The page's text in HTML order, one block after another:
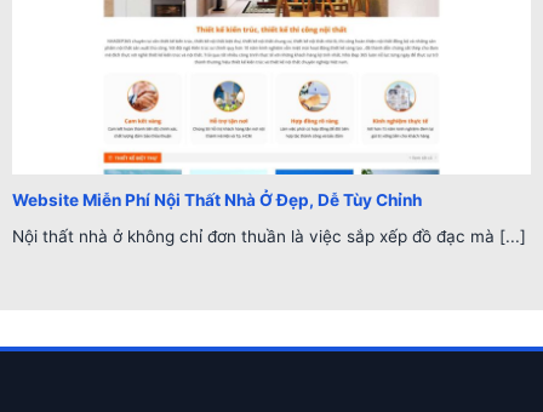
Website Miễn Phí Nội Thất Nhà Ở Đẹp, Dễ Tùy Chỉnh
Nội thất nhà ở không chỉ đơn thuần là việc sắp xếp đồ đạc mà [...]